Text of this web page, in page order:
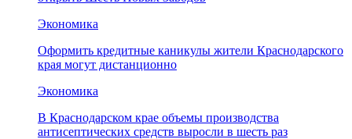
Экономика
Оформить кредитные каникулы жители Краснодарского
края могут дистанционно
Экономика
В Краснодарском крае объемы производства
антисептических средств выросли в шесть раз